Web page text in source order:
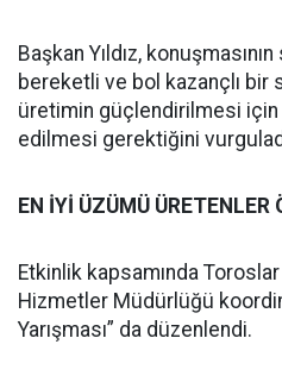
Başkan Yıldız,
bereketli ve bol kazançlı bir
üretimin güçlendirilmesi
edilmesi gerektiğini
EN İYİ ÜZÜMÜ ÜRETENLER
Etkinlik kapsamında
Hizmetler Müdürlüğü
Yarışması” da düzenlendi.